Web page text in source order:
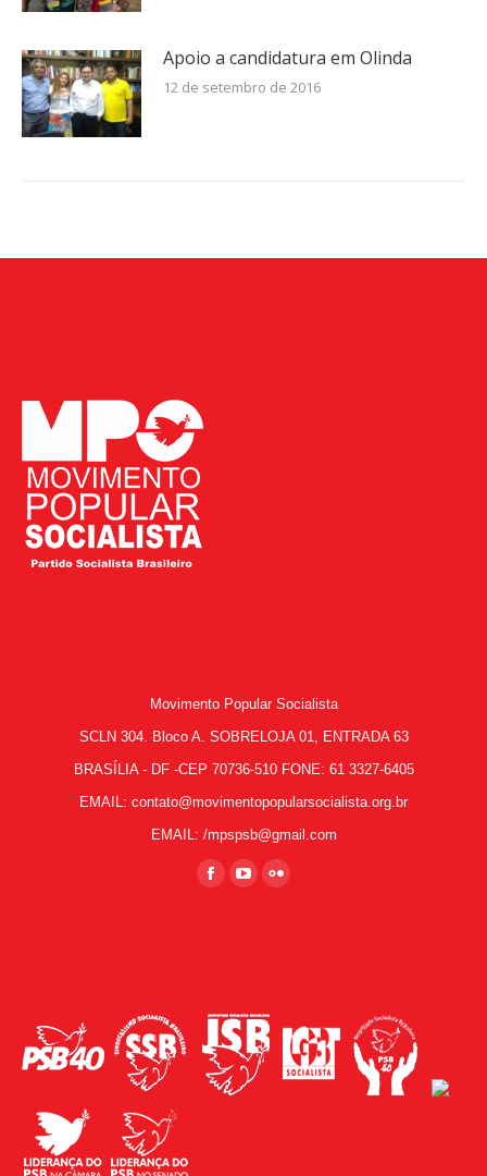
Apoio a candidatura em Olinda
12 de setembro de 2016
Movimento Popular Socialista
SCLN 304. Bloco A. SOBRELOJA 01, ENTRADA 63
BRASÍLIA - DF -CEP 70736-510 FONE: 61 3327-6405
EMAIL: contato@movimentopopularsocialista.org.br
EMAIL: /mpspsb@gmail.com
Facebook
window
YouTube
window
Flickr
window